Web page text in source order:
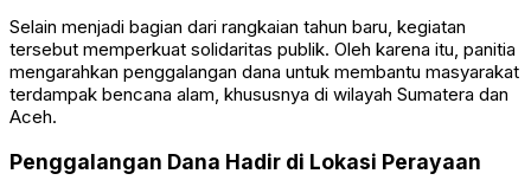
Selain menjadi bagian dari rangkaian tahun baru, kegiatan
tersebut memperkuat solidaritas publik. Oleh karena itu, panitia
mengarahkan penggalangan dana untuk membantu masyarakat
terdampak bencana alam, khususnya di wilayah Sumatera dan
Aceh.
Penggalangan Dana Hadir di Lokasi Perayaan